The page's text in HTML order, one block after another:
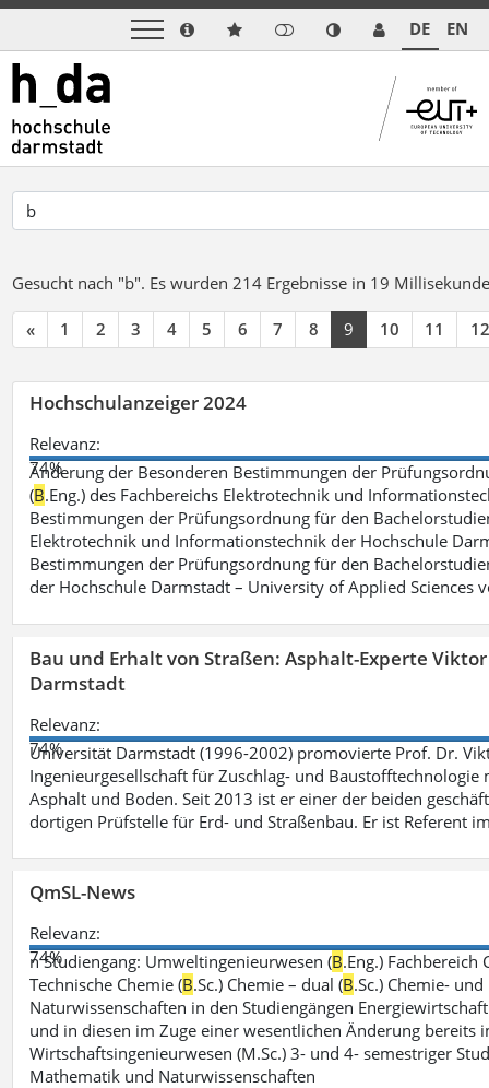
DE EN
Gesucht nach "b". Es wurden 214 Ergebnisse in 19
« 1 2 3 4 5 6 7 8 9 10 11 12
Hochschulanzeiger 2024
Relevanz:
74%
Änderung der Besonderen Bestimmungen der
(B.Eng.) des Fachbereichs Elektrotechnik und
Bestimmungen der Prüfungsordnung für den
Elektrotechnik und Informationstechnik der Hochschule
Bestimmungen der Prüfungsordnung für den
der Hochschule Darmstadt – University of Applied Sciences
Bau und Erhalt von Straßen: Asphalt-Experte
Darmstadt
Relevanz:
74%
Universität Darmstadt (1996-2002) promovierte Prof. Dr.
Ingenieurgesellschaft für Zuschlag- und
Asphalt und Boden. Seit 2013 ist er einer der beiden
dortigen Prüfstelle für Erd- und Straßenbau. Er ist Referent
QmSL-News
Relevanz:
74%
n Studiengang: Umweltingenieurwesen (B.Eng.)
Technische Chemie (B.Sc.) Chemie – dual (B.Sc.) Chemie-
Naturwissenschaften in den Studiengängen
und in diesen im Zuge einer wesentlichen Änderung bereits
Wirtschaftsingenieurwesen (M.Sc.) 3- und 4- semestriger
Mathematik und Naturwissenschaften